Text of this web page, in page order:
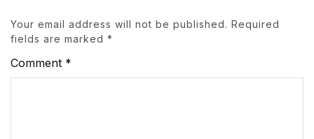
Your email address will not be published. Required
fields are marked *
Comment *